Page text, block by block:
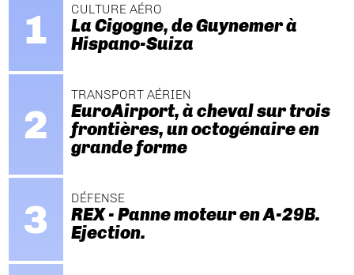
CULTURE AÉRO
La Cigogne, de Guynemer à
Hispano-Suiza
TRANSPORT AÉRIEN
EuroAirport, à cheval sur trois
frontières, un octogénaire en
grande forme
DÉFENSE
REX - Panne moteur en A-29B.
Ejection.